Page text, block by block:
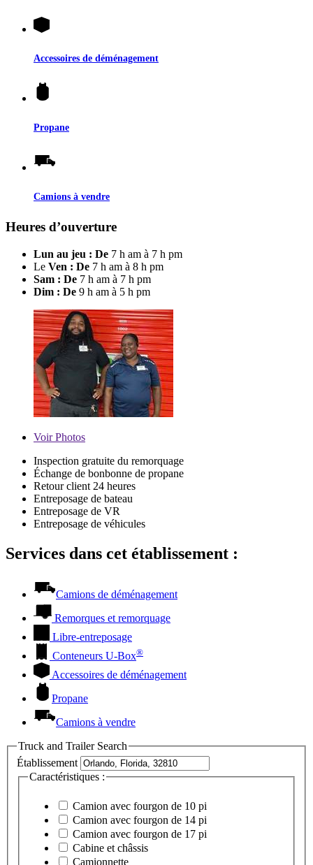
Accessoires de déménagement
Propane
Camions à vendre
Heures d’ouverture
Lun au jeu : De 7 h am à 7 h pm
Le Ven : De 7 h am à 8 h pm
Sam : De 7 h am à 7 h pm
Dim : De 9 h am à 5 h pm
VoirPhotos
Inspection gratuite du remorquage
Échange de bonbonne de propane
Retour client 24 heures
Entreposage de bateau
Entreposage de VR
Entreposage de véhicules
Services dans cet établissement :
Camions de déménagement
Remorques et remorquage
Libre-entreposage
Conteneurs U-Box®
Accessoires de déménagement
Propane
Camions à vendre
Truck and Trailer Search
Établissement
Caractéristiques :
Camion avec fourgon de 10 pi
Camion avec fourgon de 14 pi
Camion avec fourgon de 17 pi
Cabine et châssis
Camionnette